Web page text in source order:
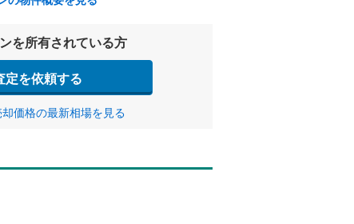
を所有されている方
定を依頼する
価格の最新相場を見る